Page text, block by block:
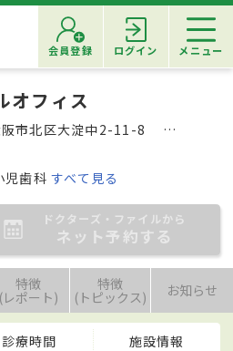
会員登録 ログイン メニュー
オフィス
北区大淀中2-11-8 新梅田ITビル2F
児歯科 すべて見る
ドクターズ・ファイルから
ネット予約する
特徴
(レポート)
特徴
(トピックス) お知らせ
診療時間 施設情報